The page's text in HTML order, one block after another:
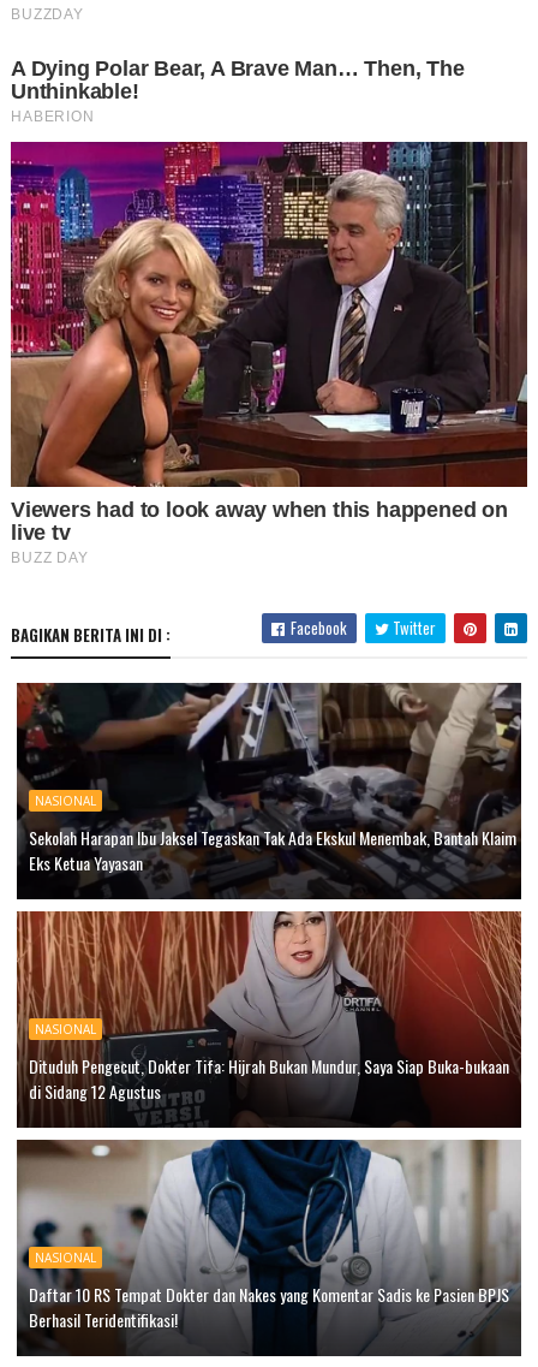
BAGIKAN BERITA INI DI : Facebook Twitter
NASIONAL
Sekolah Harapan Ibu Jaksel Tegaskan Tak Ada Ekskul Menembak, Bantah Klaim
Eks Ketua Yayasan
NASIONAL
Dituduh Pengecut, Dokter Tifa: Hijrah Bukan Mundur, Saya Siap Buka-bukaan
di Sidang 12 Agustus
NASIONAL
Daftar 10 RS Tempat Dokter dan Nakes yang Komentar Sadis ke Pasien BPJS
Berhasil Teridentifikasi!